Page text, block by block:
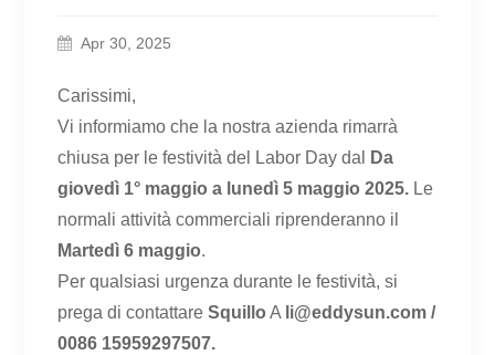
Apr 30, 2025
Carissimi,
Vi informiamo che la nostra azienda rimarrà
chiusa per le festività del Labor Day dal
Da
giovedì 1° maggio a lunedì 5 maggio 2025. Le
normali attività commerciali riprenderanno il
Martedì 6 maggio.
Per qualsiasi urgenza durante le festività, si
prega di contattareSquillo A li@eddysun.com /
0086 15959297507.